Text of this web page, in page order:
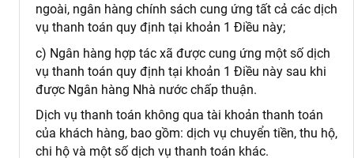
ngoài, ngân hàng chính sách cung ứng tất cả các dịch
vụ thanh toán quy định tại khoản 1 Điều này;
c) Ngân hàng hợp tác xã được cung ứng một số dịch
vụ thanh toán quy định tại khoản 1 Điều này sau khi
được Ngân hàng Nhà nước chấp thuận.
Dịch vụ thanh toán không qua tài khoản thanh toán
của khách hàng, bao gồm: dịch vụ chuyển tiền, thu hộ,
chi hộ và một số dịch vụ thanh toán khác.